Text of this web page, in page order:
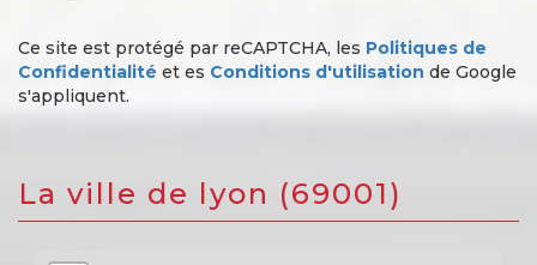
Ce site est protégé par reCAPTCHA, les Politiques de
Confidentialité et es Conditions d'utilisation de Google
s'appliquent.
la ville de lyon (69001)